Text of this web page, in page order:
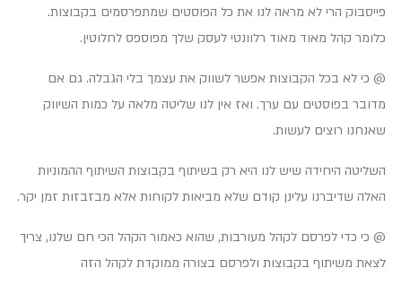
פייסבוק הרי לא מראה לנו את כל הפוסטים שמתפרסמים בקבוצות.
כלומר קהל מאוד מאוד רלוונטי לעסק שלך מפוספס לחלוטין.
@ כי לא בכל הקבוצות אפשר לשווק את עצמך בלי הגבלה. גם אם
מדובר בפוסטים עם ערך. ואז אין לנו שליטה מלאה על כמות השיווק
שאנחנו רוצים לעשות.
השליטה היחידה שיש לנו היא רק בשיתוף בקבוצות השיתוף ההמוניות
האלה שדיברנו עלינן קודם שלא מביאות לקוחות אלא מבזבזות זמן יקר.
@ כי כדי לפרסם לקהל מעורבות, שהוא כאמור הקהל הכי חם שלנו, צריך
לצאת משיתוף בקבוצות ולפרסם בצורה ממוקדת לקהל הזה